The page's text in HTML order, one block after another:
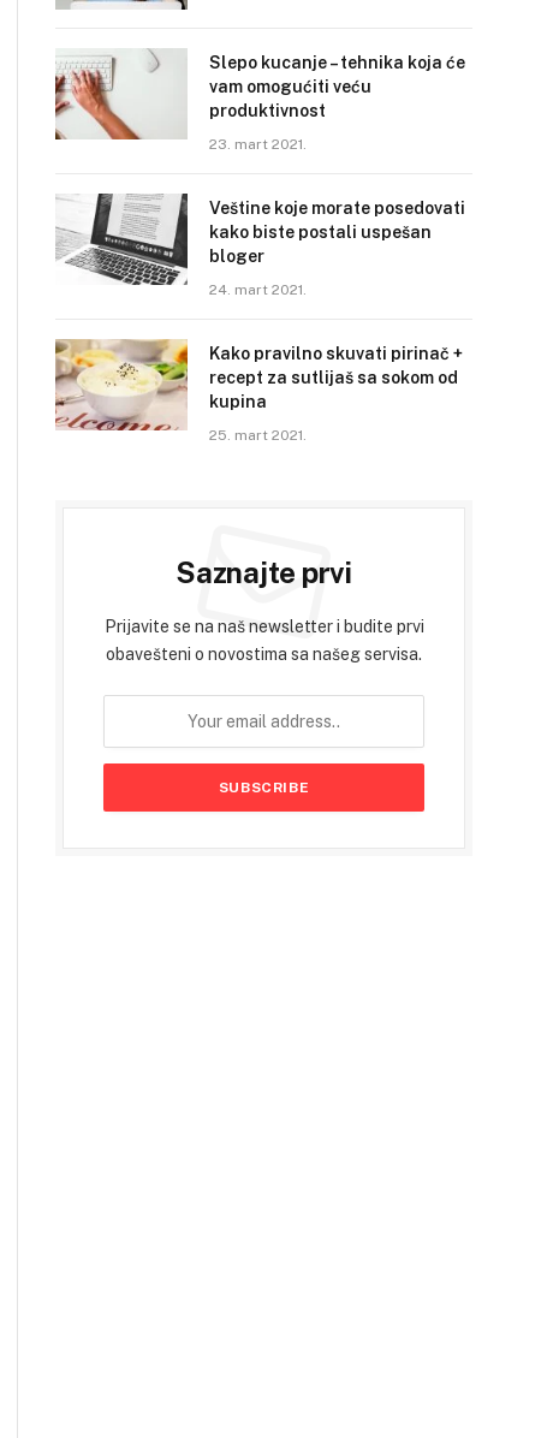
Slepo kucanje – tehnika koja će
vam omogućiti veću
produktivnost
23. mart 2021.
Veštine koje morate posedovati
kako biste postali uspešan
bloger
24. mart 2021.
Kako pravilno skuvati pirinač +
recept za sutlijaš sa sokom od
kupina
25. mart 2021.
Saznajte prvi
Prijavite se na naš newsletter i budite prvi
obavešteni o novostima sa našeg servisa.